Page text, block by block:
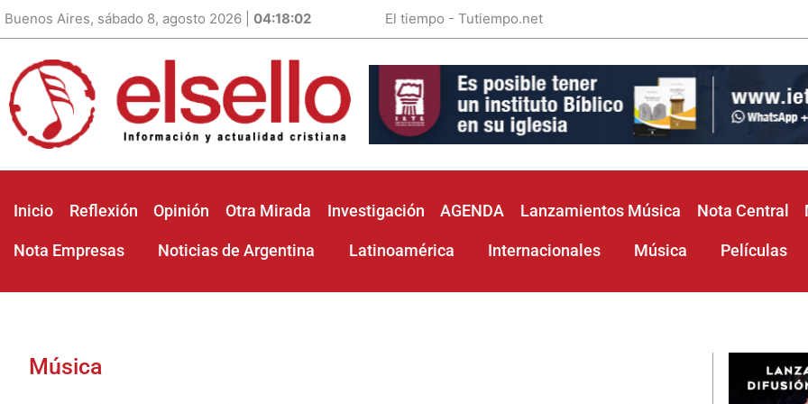
Buenos Aires, sábado 8, agosto 2026 | 04:18:04 El tiempo - Tutiempo.net
Inicio Reflexión Opinión Otra Mirada Investigación AGENDA Lanzamientos Música Nota Central
Nota Empresas Noticias de Argentina Latinoamérica Internacionales Música Películas
Música